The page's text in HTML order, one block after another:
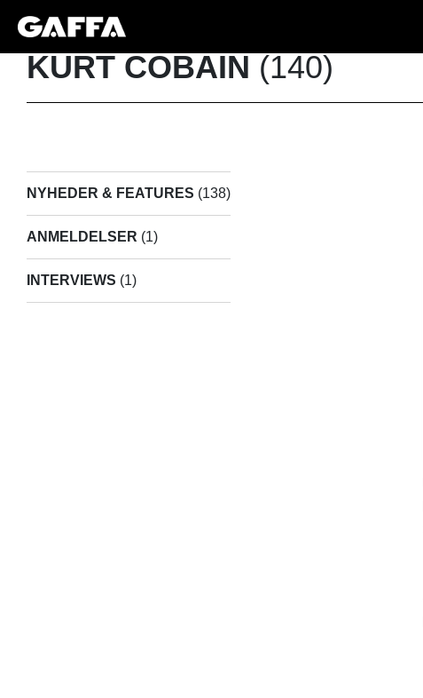
KURT COBAIN (140)
NYHEDER & FEATURES (138)
ANMELDELSER (1)
INTERVIEWS (1)